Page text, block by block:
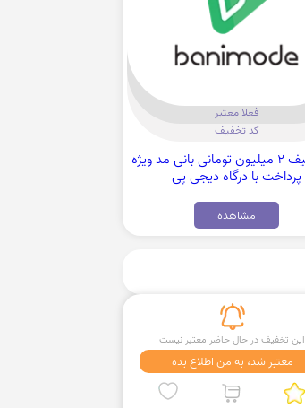
فعلا معتبر
کد تخفیف
کد تخفیف 2 میلیون تومانی بانی مد ویژه
پرداخت با درگاه دیجی پی
مشاهده
این تخفیف در حال حاضر معتبر نیست
معتبر شد، به من اطلاع بده